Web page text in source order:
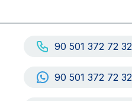
90 501 372 72 32
90 501 372 72 32